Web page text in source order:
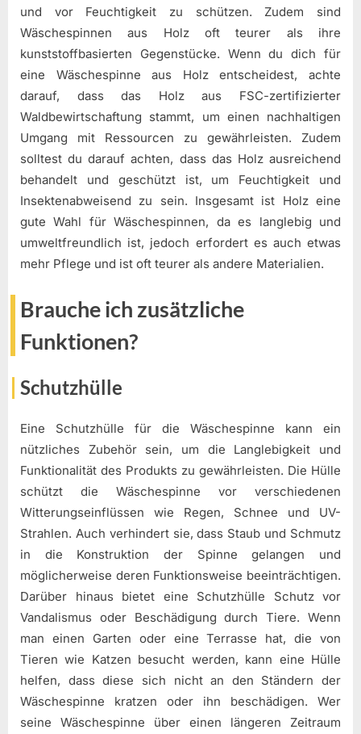
und vor Feuchtigkeit zu schützen. Zudem sind
Wäschespinnen aus Holz oft teurer als ihre
kunststoffbasierten Gegenstücke. Wenn du dich für
eine Wäschespinne aus Holz entscheidest, achte
darauf, dass das Holz aus FSC-zertifizierter
Waldbewirtschaftung stammt, um einen nachhaltigen
Umgang mit Ressourcen zu gewährleisten. Zudem
solltest du darauf achten, dass das Holz ausreichend
behandelt und geschützt ist, um Feuchtigkeit und
Insektenabweisend zu sein. Insgesamt ist Holz eine
gute Wahl für Wäschespinnen, da es langlebig und
umweltfreundlich ist, jedoch erfordert es auch etwas
mehr Pflege und ist oft teurer als andere Materialien.
Brauche ich zusätzliche
Funktionen?
Schutzhülle
Eine Schutzhülle für die Wäschespinne kann ein
nützliches Zubehör sein, um die Langlebigkeit und
Funktionalität des Produkts zu gewährleisten. Die Hülle
schützt die Wäschespinne vor verschiedenen
Witterungseinflüssen wie Regen, Schnee und UV-
Strahlen. Auch verhindert sie, dass Staub und Schmutz
in die Konstruktion der Spinne gelangen und
möglicherweise deren Funktionsweise beeinträchtigen.
Darüber hinaus bietet eine Schutzhülle Schutz vor
Vandalismus oder Beschädigung durch Tiere. Wenn
man einen Garten oder eine Terrasse hat, die von
Tieren wie Katzen besucht werden, kann eine Hülle
helfen, dass diese sich nicht an den Ständern der
Wäschespinne kratzen oder ihn beschädigen. Wer
seine Wäschespinne über einen längeren Zeitraum